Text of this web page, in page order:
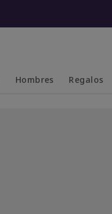
Hombres Regalos